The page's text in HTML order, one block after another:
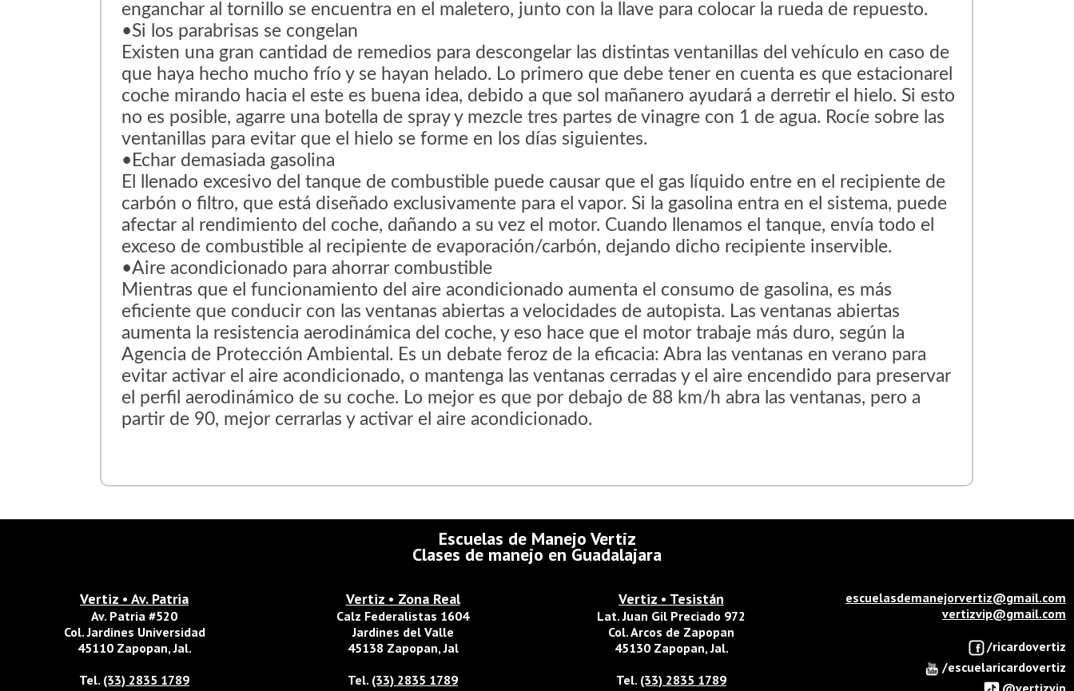
enganchar al tornillo se encuentra en el maletero, junto con la llave para colocar la rueda de repuesto.
•Si los parabrisas se congelan
Existen una gran cantidad de remedios para descongelar las distintas ventanillas del vehículo en caso de
que haya hecho mucho frío y se hayan helado. Lo primero que debe tener en cuenta es que estacionarel
coche mirando hacia el este es buena idea, debido a que sol mañanero ayudará a derretir el hielo. Si esto
no es posible, agarre una botella de spray y mezcle tres partes de vinagre con 1 de agua. Rocíe sobre las
ventanillas para evitar que el hielo se forme en los días siguientes.
•Echar demasiada gasolina
El llenado excesivo del tanque de combustible puede causar que el gas líquido entre en el recipiente de
carbón o filtro, que está diseñado exclusivamente para el vapor. Si la gasolina entra en el sistema, puede
afectar al rendimiento del coche, dañando a su vez el motor. Cuando llenamos el tanque, envía todo el
exceso de combustible al recipiente de evaporación/carbón, dejando dicho recipiente inservible.
•Aire acondicionado para ahorrar combustible
Mientras que el funcionamiento del aire acondicionado aumenta el consumo de gasolina, es más
eficiente que conducir con las ventanas abiertas a velocidades de autopista. Las ventanas abiertas
aumenta la resistencia aerodinámica del coche, y eso hace que el motor trabaje más duro, según la
Agencia de Protección Ambiental. Es un debate feroz de la eficacia: Abra las ventanas en verano para
evitar activar el aire acondicionado, o mantenga las ventanas cerradas y el aire encendido para preservar
el perfil aerodinámico de su coche. Lo mejor es que por debajo de 88 km/h abra las ventanas, pero a
partir de 90, mejor cerrarlas y activar el aire acondicionado.
Escuelas de Manejo Vertiz
Clases de manejo en Guadalajara
Vertiz • Av. Patria
Av. Patria #520
Col. Jardines Universidad
45110 Zapopan, Jal.
Tel. (33) 2835 1789
Vertiz • Zona Real
Calz Federalistas 1604
Jardines del Valle
45138 Zapopan, Jal
Tel. (33) 2835 1789
Vertiz • Tesistán
Lat. Juan Gil Preciado 972
Col. Arcos de Zapopan
45130 Zapopan, Jal.
Tel. (33) 2835 1789
escuelasdemanejorvertiz@gmail.com
vertizvip@gmail.com
/ricardovertiz
/escuelaricardovertiz